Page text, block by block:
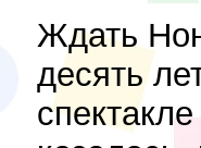
Ждать
десять